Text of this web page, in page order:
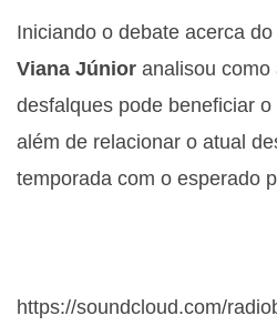
Iniciando o debate acerca do
Viana Júnior analisou
desfalques pode beneficiar o
além de relacionar o atual
temporada com o esperado
https://soundcloud.com/